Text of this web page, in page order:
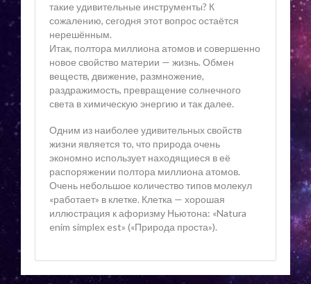
такие удивительные инструменты? К
сожалению, сегодня этот вопрос остаётся
нерешённым.
Итак, полтора миллиона атомов и совершенно
новое свойство материи — жизнь. Обмен
веществ, движение, размножение,
раздражимость, превращение солнечного
света в химическую энергию и так далее.
Одним из наиболее удивительных свойств
жизни является то, что природа очень
экономно использует находящиеся в её
распоряжении полтора миллиона атомов.
Очень небольшое количество типов молекул
«работает» в клетке. Клетка — хорошая
иллюстрация к афоризму Ньютона: «Natura
enim simplex est» («Природа проста»).